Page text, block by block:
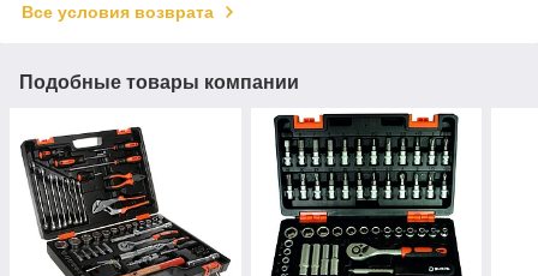
Все условия возврата
Подобные товары компании